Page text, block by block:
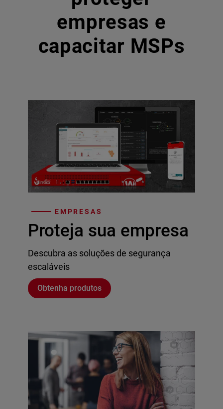
empresas e
capacitar MSPs
EMPRESAS
Proteja sua empresa
Descubra as soluções de segurança
escaláveis
Obtenha produtos